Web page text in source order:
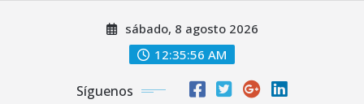
sábado, 8 agosto 2026
12:35:56 AM
Síguenos